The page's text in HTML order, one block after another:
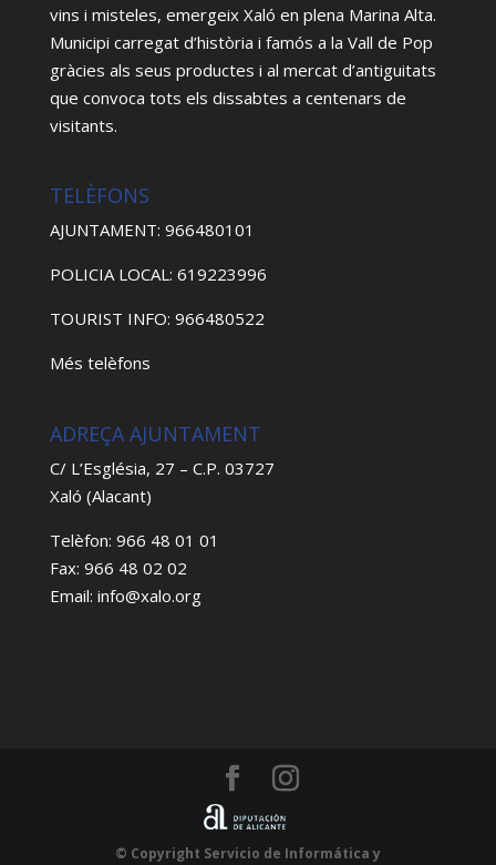
vins i misteles, emergeix Xaló en plena Marina Alta.
Municipi carregat d’història i famós a la Vall de Pop
gràcies als seus productes i al mercat d’antiguitats
que convoca tots els dissabtes a centenars de
visitants.
TELÈFONS
AJUNTAMENT: 966480101
POLICIA LOCAL: 619223996
TOURIST INFO: 966480522
Més telèfons
ADREÇA AJUNTAMENT
C/ L’Església, 27 – C.P. 03727
Xaló (Alacant)
Telèfon: 966 48 01 01
Fax: 966 48 02 02
Email: info@xalo.org
© Copyright Servicio de Informática y